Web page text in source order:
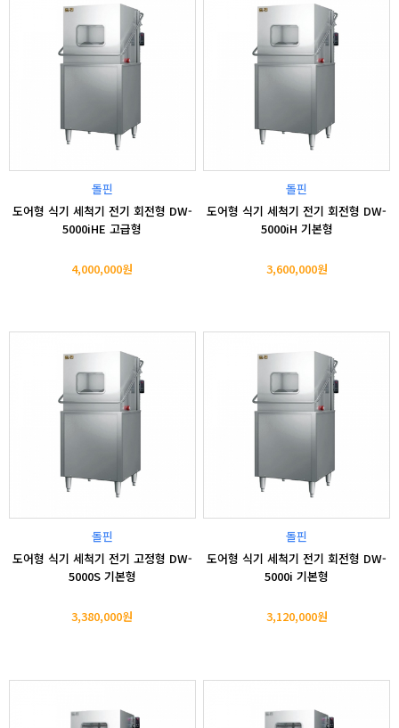
돌핀
도어형 식기 세척기 전기 회전형 DW-
5000iHE 고급형
4,000,000원
돌핀
도어형 식기 세척기 전기 회전형 DW-
5000iH 기본형
3,600,000원
돌핀
도어형 식기 세척기 전기 고정형 DW-
5000S 기본형
3,380,000원
돌핀
도어형 식기 세척기 전기 회전형 DW-
5000i 기본형
3,120,000원